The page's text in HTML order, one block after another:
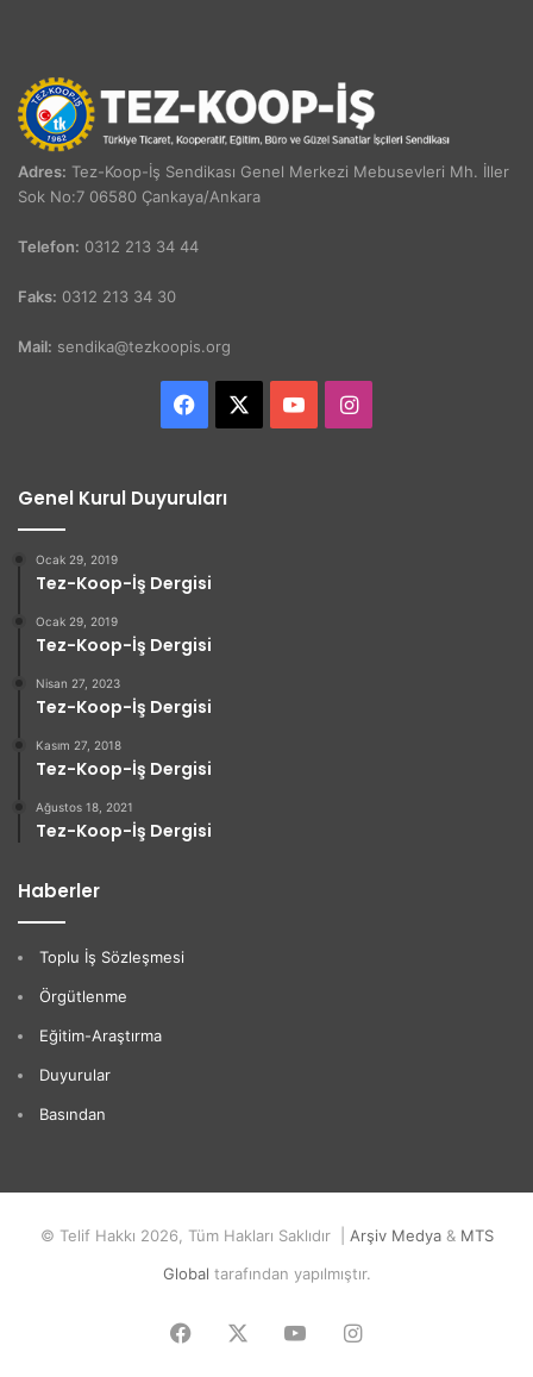
Adres: Tez-Koop-İş Sendikası Genel Merkezi Mebusevleri Mh. İller
Sok No:7 06580 Çankaya/Ankara
Telefon: 0312 213 34 44
Faks: 0312 213 34 30
Mail: sendika@tezkoopis.org
Facebook YouTubeInstagram
Genel Kurul Duyuruları
Ocak 29, 2019
Tez-Koop-İş Dergisi
Ocak 29, 2019
Tez-Koop-İş Dergisi
Nisan 27, 2023
Tez-Koop-İş Dergisi
Kasım 27, 2018
Tez-Koop-İş Dergisi
Ağustos 18, 2021
Tez-Koop-İş Dergisi
Haberler
Toplu İş Sözleşmesi
Örgütlenme
Eğitim-Araştırma
Duyurular
Basından
© Telif Hakkı 2026, Tüm Hakları Saklıdır | Arşiv Medya& MTS
Global tarafından yapılmıştır.
Facebook YouTubeInstagram